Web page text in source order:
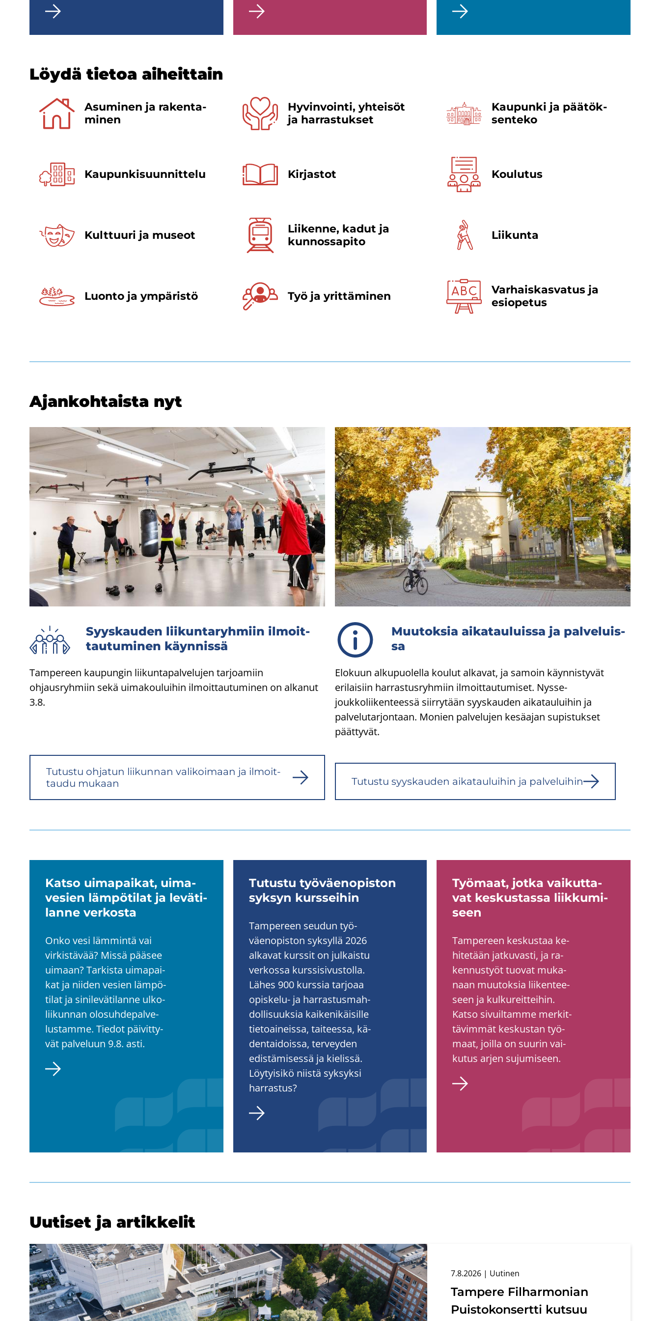
Löydä tie­toa ai­heit­tain
Asu­mi­nen ja ra­ken­ta­
mi­nen
Hy­vin­voin­ti, yh­tei­söt
ja har­ras­tuk­set
Kau­pun­ki ja pää­tök­
sen­te­ko
Kaupunki­suunnittelu Kir­jas­tot Kou­lu­tus
Kult­tuu­ri ja museot
Lii­ken­ne, kadut ja
kun­nos­sa­pi­to
Lii­kun­ta
Luon­to ja ym­pä­ris­tö Työ ja yrit­tä­mi­nen
Varhais­kasvatus ja
esi­opetus
Ajan­koh­tais­ta nyt
Syys­kau­den lii­kun­ta­ryh­miin il­moit­
tau­tu­mi­nen käyn­nis­sä
Tampereen kaupungin liikuntapalvelujen tarjoamiin
ohjausryhmiin sekä uimakouluihin ilmoittautuminen on alkanut
3.8.
Tu­tus­tu oh­ja­tun lii­kun­nan va­li­koi­maan ja il­moit­
tau­du mu­kaan
Muu­tok­sia ai­ka­tau­luis­sa ja pal­ve­luis­
sa
Elokuun alkupuolella koulut alkavat, ja samoin käynnistyvät
erilaisiin harrastusryhmiin ilmoittautumiset. Nysse-​
joukkoliikenteessä siirrytään syyskauden aikatauluihin ja
palvelutarjontaan. Monien palvelujen kesäajan supistukset
päättyvät.
Tu­tus­tu syys­kau­den ai­ka­tau­lui­hin ja pal­ve­lui­hin
Katso ui­ma­pai­kat, ui­ma­
ve­sien läm­pö­ti­lat ja le­vä­ti­
lan­ne ver­kos­ta
Onko vesi läm­min­tä vai
vir­kis­tä­vää? Missä pää­see
ui­maan? Tar­kis­ta ui­ma­pai­
kat ja nii­den ve­sien läm­pö­
ti­lat ja si­ni­le­vä­ti­lan­ne ul­ko­
lii­kun­nan olo­suh­de­pal­ve­
lus­tam­me. Tie­dot päi­vit­ty­
vät pal­ve­luun 9.8. asti.
Tu­tus­tu työ­väen­opis­ton
syk­syn kurs­sei­hin
Tam­pe­reen seu­dun työ­
väen­opis­ton syk­syl­lä 2026
al­ka­vat kurs­sit on jul­kais­tu
ver­kos­sa kurs­si­si­vus­tol­la.
Lähes 900 kurs­sia tar­jo­aa
opiskelu-​ ja har­ras­tus­mah­
dol­li­suuk­sia kai­ke­ni­käi­sil­le
tie­toai­neis­sa, tai­tees­sa, kä­
den­tai­dois­sa, ter­vey­den
edis­tä­mi­ses­sä ja kie­lis­sä.
Löy­tyi­si­kö niis­tä syk­syk­si
har­ras­tus?
Työ­maat, jotka vai­kut­ta­
vat kes­kus­tas­sa liik­ku­mi­
seen
Tam­pe­reen kes­kus­taa ke­
hi­te­tään jat­ku­vas­ti, ja ra­
ken­nus­työt tuo­vat mu­ka­
naan muu­tok­sia lii­ken­tee­
seen ja kul­ku­reit­tei­hin.
Katso si­vuil­tam­me mer­kit­
tä­vim­mät kes­kus­tan työ­
maat, joil­la on suu­rin vai­
ku­tus arjen su­ju­mi­seen.
Uu­ti­set ja ar­tik­ke­lit
Tam­pe­re Fil­har­mo­nian
Puis­to­kon­sert­ti kut­suu
7.8.2026 | Uu­ti­nen